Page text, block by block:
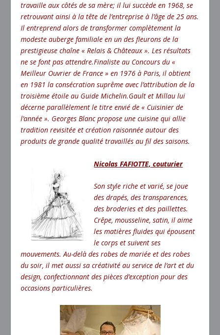
travaille aux côtés de sa mère; il lui succède en 1968, se
retrouvant ainsi à la tête de l’entreprise à l’âge de 25 ans.
Il entreprend alors de transformer complètement la
modeste auberge familiale en un des fleurons de la
prestigieuse chaîne « Relais & Châteaux ». Les résultats
ne se font pas attendre.Finaliste au Concours du «
Meilleur Ouvrier de France » en 1976 à Paris, il obtient
en 1981 la consécration suprême avec l’attribution de la
troisième étoile au Guide Michelin.Gault et Millau lui
décerne parallèlement le titre envié de « Cuisinier de
l’année ». Georges Blanc propose une cuisine qui allie
tradition revisitée et création raisonnée autour des
produits de grande qualité travaillés au fil des saisons.
Nicolas FAFIOTTE, couturier
Son style riche et varié, se joue
des drapés, des transparences,
des broderies et des paillettes.
Crêpe, mousseline, satin, il aime
les matières fluides qui épousent
le corps et suivent ses
mouvements. Au-delà des robes de mariée et des robes
du soir, il met aussi sa créativité au service de l’art et du
design, confectionnant des pièces d’exception pour des
occasions particulières.